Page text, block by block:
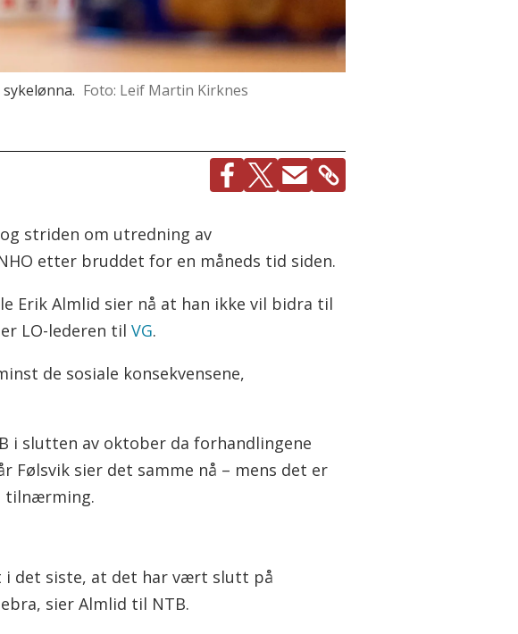
sykelønna. Foto: Leif Martin Kirknes
striden om utredning av
etter bruddet for en måneds tid siden.
Erik Almlid sier nå at han ikke vil bidra til
LO-lederen til VG.
de sosiale konsekvensene,
i slutten av oktober da forhandlingene
Følsvik sier det samme nå – mens det er
tilnærming.
i det siste, at det har vært slutt på
sier Almlid til NTB.